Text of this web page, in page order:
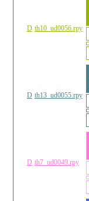
D th10_ud0056.rpy
D th13_ud0055.rpy
D th7_ud0049.rpy